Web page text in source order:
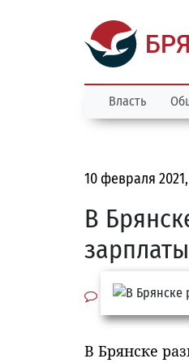
Власть
10 февраля
В
В Брянске